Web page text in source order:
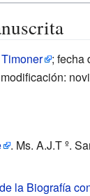
; fecha
. Ms. A.J.T º.
la Biografía